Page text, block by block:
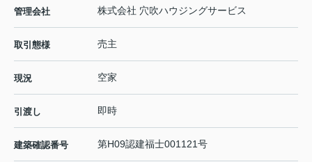
管理会社 株式会社 穴吹ハウジングサービス
取引態様 売主
現況 空家
引渡し 即時
建築確認番号 第H09認建福士001121号